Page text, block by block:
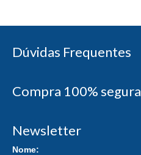
Dúvidas Frequentes
Compra 100% segura
Newsletter
Nome: